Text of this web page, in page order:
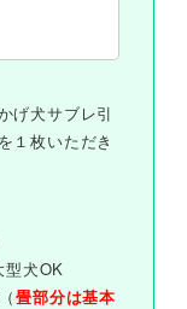
げ犬サブレ引
を１枚いただき
型犬OK
畳部分は基本